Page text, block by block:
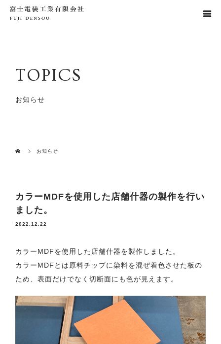
TOPICS
お知らせ
お知らせ
カラーMDFを使用した店舗什器の製作を行い
ました。
2022.12.22
カラーMDFを使用した店舗什器を製作しました。
カラーMDFとは原料チップに染料を混ぜ着色させた板の
ため、表面だけでなく切断面にも色が見えます。